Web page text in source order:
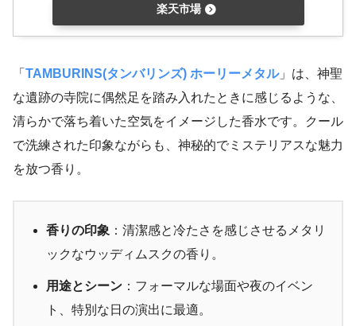
楽天市場
「 TAMBURINS(タンバリンズ) ホーリーメタル」は、神聖
な遺跡の寺院に偶然足を踏み入れたときに感じるような、
清らかで落ち着いた空気をイメージした香水です。クール
で洗練された印象ながらも、神秘的でミステリアスな魅力
を放つ香り。
香りの印象 ：清潔感と冷たさを感じさせるメタリ
ックなウッディムスクの香り。
用途とシーン ：フォーマルな場面や夜のイベン
ト、特別な日の演出に最適。